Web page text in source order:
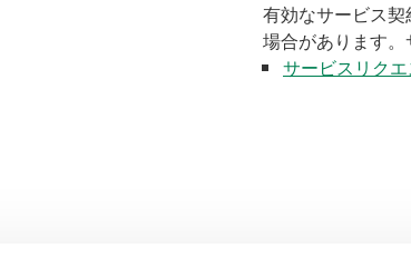
有効なサービス
場合があります。
サービスリクエ